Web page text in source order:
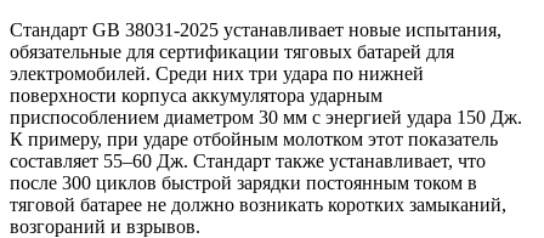
Стандарт GB 38031-2025 устанавливает новые испытания,
обязательные для сертификации тяговых батарей для
электромобилей. Среди них три удара по нижней
поверхности корпуса аккумулятора ударным
приспособлением диаметром 30 мм с энергией удара 150 Дж.
К примеру, при ударе отбойным молотком этот показатель
составляет 55–60 Дж. Стандарт также устанавливает, что
после 300 циклов быстрой зарядки постоянным током в
тяговой батарее не должно возникать коротких замыканий,
возгораний и взрывов.